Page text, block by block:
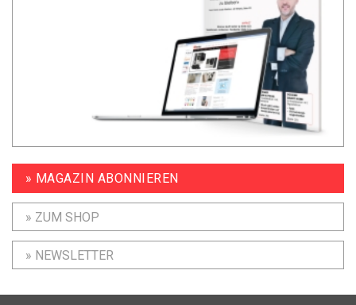
» MAGAZIN ABONNIEREN
» ZUM SHOP
» NEWSLETTER